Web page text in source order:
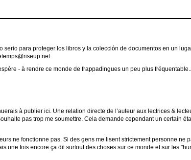
para proteger los libros y la colección de documentos en un
- à rendre ce monde de frappadingues un peu plus
à publier ici. Une relation directe de l’auteur aux lectrices &
pas trop me soumettre. Cela demande cependant un certain
ne fonctionne pas. Si des gens me lisent strictement personne ne
une fois encore ça dit surtout des choses sur ce monde et sur les